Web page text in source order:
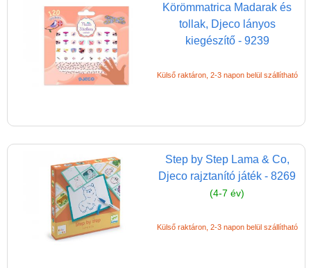
Körömmatrica Madarak és
tollak, Djeco lányos
kiegészítő - 9239
Külső raktáron, 2-3 napon belül szállítható
Step by Step Lama & Co,
Djeco rajztanító játék - 8269
(4-7 év)
Külső raktáron, 2-3 napon belül szállítható